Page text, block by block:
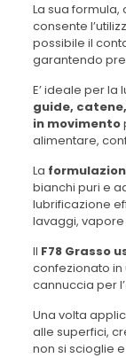
La sua formula,
consente
possibile il
garantendo
E’ ideale per la
guide,
in movimento
alimentare,
La
bianchi puri e
lubrificazione
lavaggi,
Il F78 Grasso
confezionato
cannuccia per
Una volta
alle superfici,
non si scioglie